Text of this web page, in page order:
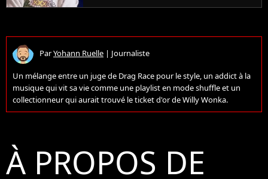
ParYohann Ruelle | Journaliste
Un mélange entre un juge de Drag Race pour le style, un addict à la
musique qui vit sa vie comme une playlist en mode shuffle et un
collectionneur qui aurait trouvé le ticket d'or de Willy Wonka.
À PROPOS DE